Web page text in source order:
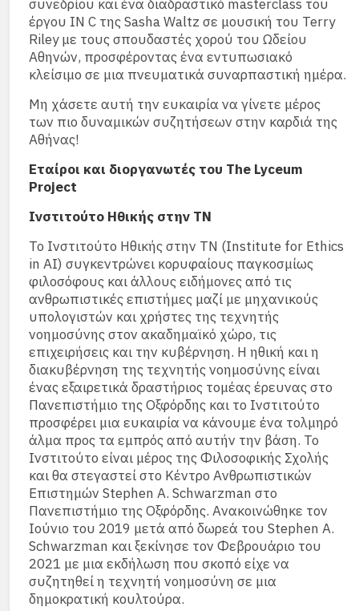
συνεδρίου και ένα διαδραστικό masterclass του
έργου ΙΝ C της Sasha Waltz σε μουσική του Terry
Riley με τους σπουδαστές χορού του Ωδείου
Αθηνών, προσφέροντας ένα εντυπωσιακό
κλείσιμο σε μια πνευματικά συναρπαστική ημέρα.
Μη χάσετε αυτή την ευκαιρία να γίνετε μέρος
των πιο δυναμικών συζητήσεων στην καρδιά της
Αθήνας!
Εταίροι και διοργανωτές του The Lyceum
Project
Ινστιτούτο Ηθικής στην ΤΝ
Το Ινστιτούτο Ηθικής στην ΤΝ (Institute for Ethics
in AI) συγκεντρώνει κορυφαίους παγκοσμίως
φιλοσόφους και άλλους ειδήμονες από τις
ανθρωπιστικές επιστήμες μαζί με μηχανικούς
υπολογιστών και χρήστες της τεχνητής
νοημοσύνης στον ακαδημαϊκό χώρο, τις
επιχειρήσεις και την κυβέρνηση. Η ηθική και η
διακυβέρνηση της τεχνητής νοημοσύνης είναι
ένας εξαιρετικά δραστήριος τομέας έρευνας στο
Πανεπιστήμιο της Οξφόρδης και το Ινστιτούτο
προσφέρει μια ευκαιρία να κάνουμε ένα τολμηρό
άλμα προς τα εμπρός από αυτήν την βάση. Το
Ινστιτούτο είναι μέρος της Φιλοσοφικής Σχολής
και θα στεγαστεί στο Κέντρο Ανθρωπιστικών
Επιστημών Stephen A. Schwarzman στο
Πανεπιστήμιο της Οξφόρδης. Ανακοινώθηκε τον
Ιούνιο του 2019 μετά από δωρεά του Stephen A.
Schwarzman και ξεκίνησε τον Φεβρουάριο του
2021 με μια εκδήλωση που σκοπό είχε να
συζητηθεί η τεχνητή νοημοσύνη σε μια
δημοκρατική κουλτούρα.